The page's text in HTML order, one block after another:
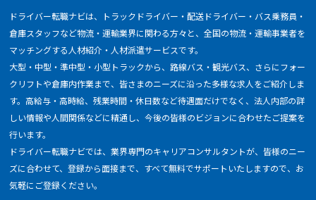
ドライバー転職ナビは、トラックドライバー・配送ドライバー・バス乗務員・
倉庫スタッフなど物流・運輸業界に関わる方々と、全国の物流・運輸事業者を
マッチングする人材紹介・人材派遣サービスです。
大型・中型・準中型・小型トラックから、路線バス・観光バス、さらにフォー
クリフトや倉庫内作業まで、皆さまのニーズに沿った多様な求人をご紹介しま
す。高給与・高時給、残業時間・休日数など待遇面だけでなく、法人内部の詳
しい情報や人間関係などに精通し、今後の皆様のビジョンに合わせたご提案を
行います。
ドライバー転職ナビでは、業界専門のキャリアコンサルタントが、皆様のニー
ズに合わせて、登録から面接まで、すべて無料でサポートいたしますので、お
気軽にご登録ください。